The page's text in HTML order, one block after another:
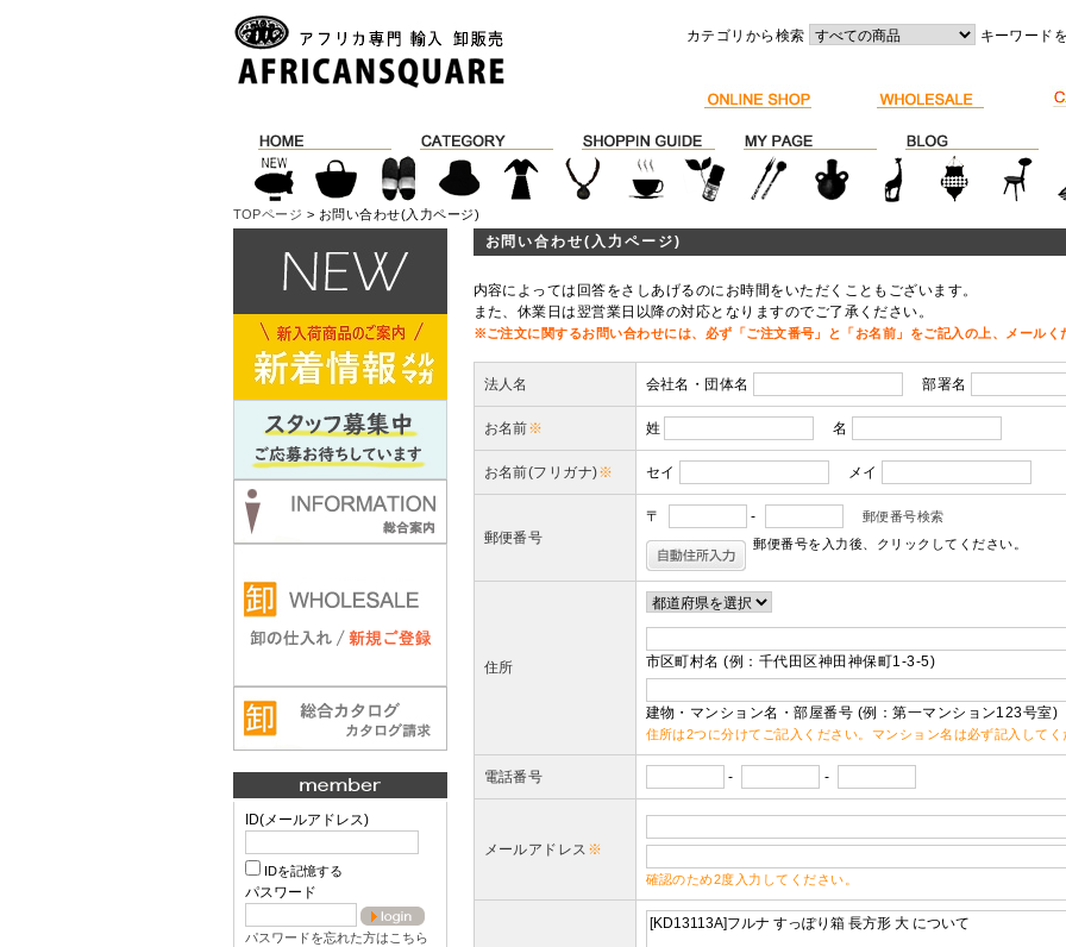
カテゴリから検索 キーワード
TOPページ > お問い合わせ(入力ページ)
ID(メールアドレス)
IDを記憶する
パスワード
パスワードを忘れた方はこちら
お問い合わせ(入力ページ)
内容によっては回答をさしあげるのにお時間をいただくこともございます。
また、休業日は翌営業日以降の対応となりますのでご了承ください。
※ご注文に関するお問い合わせには、必ず「ご注文番号」と「お名前」をご記入の上、メール
法人名 会社名・団体名 部署名
お名前※ 姓 名
お名前(フリガナ)※ セイ メイ
郵便番号
〒 -
郵便番号検索
郵便番号を入力後、クリックしてください。
住所 市区町村名 (例：千代田区神田神保町1-3-5)
建物・マンション名・部屋番号 (例：第一マンション123号室)
住所は2つに分けてご記入ください。マンション名は必ず記入してく
電話番号 - -
メールアドレス ※
確認のため2度入力してください。